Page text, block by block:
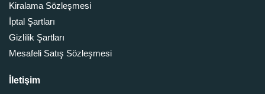
Kiralama Sözleşmesi
İptal Şartları
Gizlilik Şartları
Mesafeli Satış Sözleşmesi
İletişim